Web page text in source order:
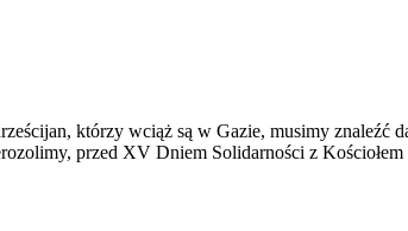
którzy wciąż są w Gazie, musimy znaleźć
przed XV Dniem Solidarności z